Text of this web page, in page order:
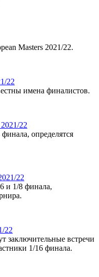
Masters 2021/22.
22
имена финалистов.
22
определятся
22
и 1/8 финала,
22
заключительные встречи
1/16 финала.